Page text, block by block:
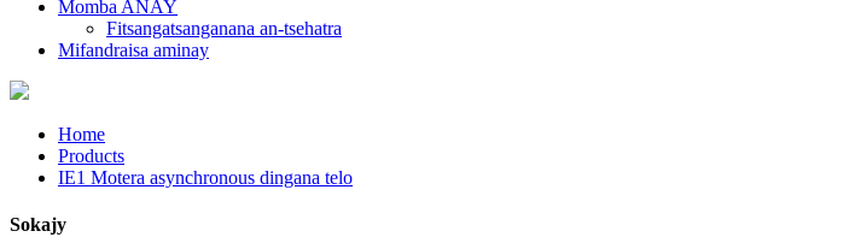
Momba ANAY
Fitsangatsanganana an-tsehatra
Mifandraisa aminay
Home
Products
IE1 Motera asynchronous dingana telo
Sokajy